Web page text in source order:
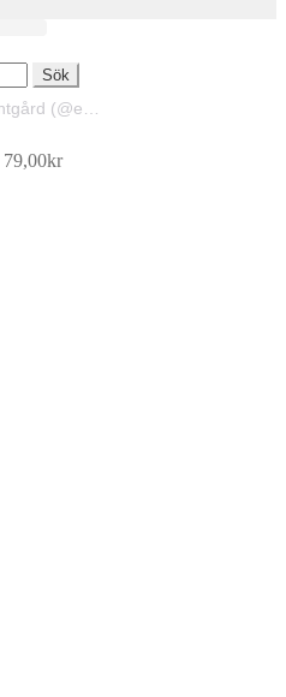
Sök
79,00kr